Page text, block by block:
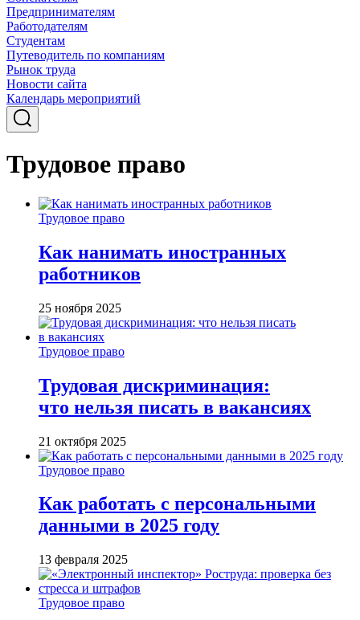
Предпринимателям
Работодателям
Студентам
Путеводитель по компаниям
Рынок труда
Новости сайта
Календарь мероприятий
Трудовое право
Трудовое право
Как нанимать иностранных
работников
25 ноября 2025
Трудовое право
Трудовая дискриминация:
что нельзя писать в вакансиях
21 октября 2025
Трудовое право
Как работать с персональными
данными в 2025 году
13 февраля 2025
Трудовое право